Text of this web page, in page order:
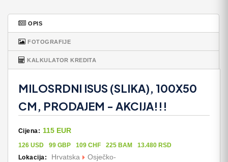
OPIS
FOTOGRAFIJE
KALKULATOR KREDITA
MILOSRDNI ISUS (SLIKA), 100X50
CM, PRODAJEM - AKCIJA!!!
Cijena: 115 EUR
126 USD 99 GBP 109 CHF 225 BAM
13.480 RSD
Lokacija:
Hrvatska
Osječko-